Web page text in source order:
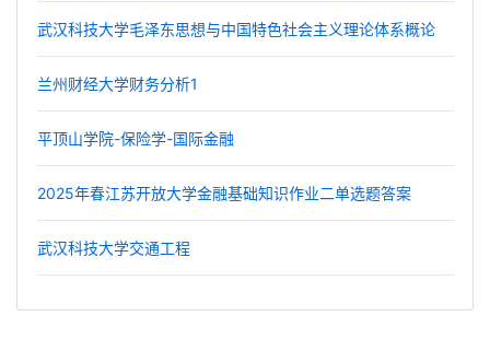
武汉科技大学毛泽东思想与中国特色社会主义理论体系概论
兰州财经大学财务分析1
平顶山学院-保险学-国际金融
2025年春江苏开放大学金融基础知识作业二单选题答案
武汉科技大学交通工程